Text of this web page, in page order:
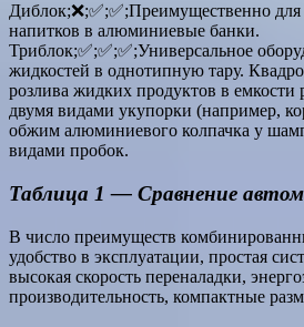
Диблок;❌;✅;✅;Преимущественно для
напитков в алюминиевые банки.
Триблок;✅;✅;✅;Универсальное
жидкостей в однотипную тару.
розлива жидких продуктов в емкости
двумя видами укупорки (например,
обжим алюминиевого колпачка у
видами пробок.
Таблица 1 — Сравнение
В число преимуществ
удобство в эксплуатации, простая
высокая скорость переналадки,
производительность, компактные